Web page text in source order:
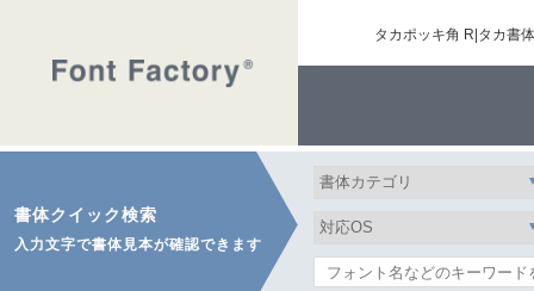
タカポッキ角 R|タカ書
書体クイック検索
入力文字で書体見本が確認できます